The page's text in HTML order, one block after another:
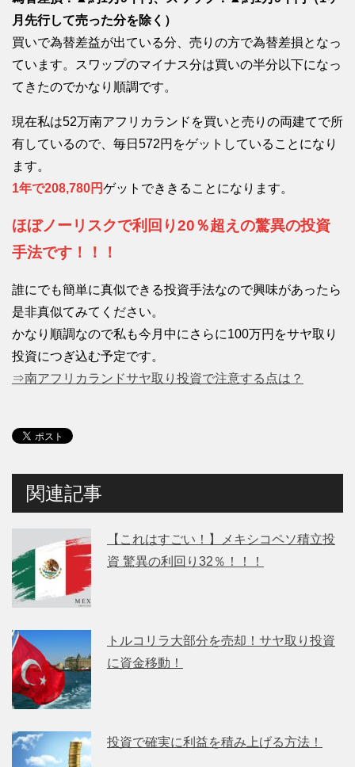
月先行して売った分を除く）
買いで為替差益が出ている分、売りの方で為替差損となっ
ています。スワップのマイナス分は買いの半分以下になっ
てきたのでかなり順調です。
現在私は52万南アフリカランドを買いと売りの両建てで所
有しているので、毎日572円をゲットしていることになり
ます。
1年で208,780円ゲットでききることになります。
ほぼノーリスクで利回り20％超えの驚異の投資
手法です！！！
誰にでも簡単に真似できる投資手法なので興味があったら
是非真似てみてください。
かなり順調なので私も今月中にさらに100万円をサヤ取り
投資につぎ込む予定です。
⇒南アフリカランドサヤ取り投資で注意する点は？
関連記事
【これはすごい！】メキシコペソ積立投
資 驚異の利回り32％！！！
トルコリラ大部分を売却！サヤ取り投資
に資金移動！
投資で確実に利益を積み上げる方法！